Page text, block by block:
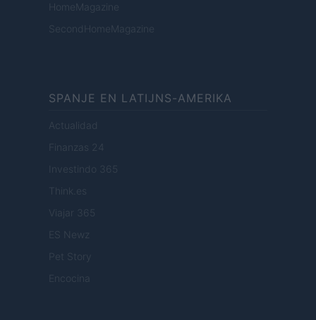
HomeMagazine
SecondHomeMagazine
SPANJE EN LATIJNS-AMERIKA
Actualidad
Finanzas 24
Investindo 365
Think.es
Viajar 365
ES Newz
Pet Story
Encocina